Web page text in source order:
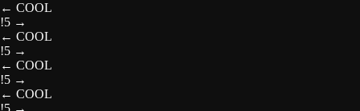
← COOL
!5 →
← COOL
!5 →
← COOL
!5 →
← COOL
!5 →